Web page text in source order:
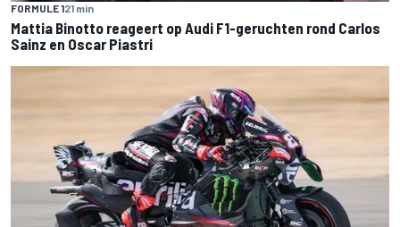
FORMULE 121 min
Mattia Binotto reageert op Audi F1-geruchten rond Carlos
Sainz en Oscar Piastri